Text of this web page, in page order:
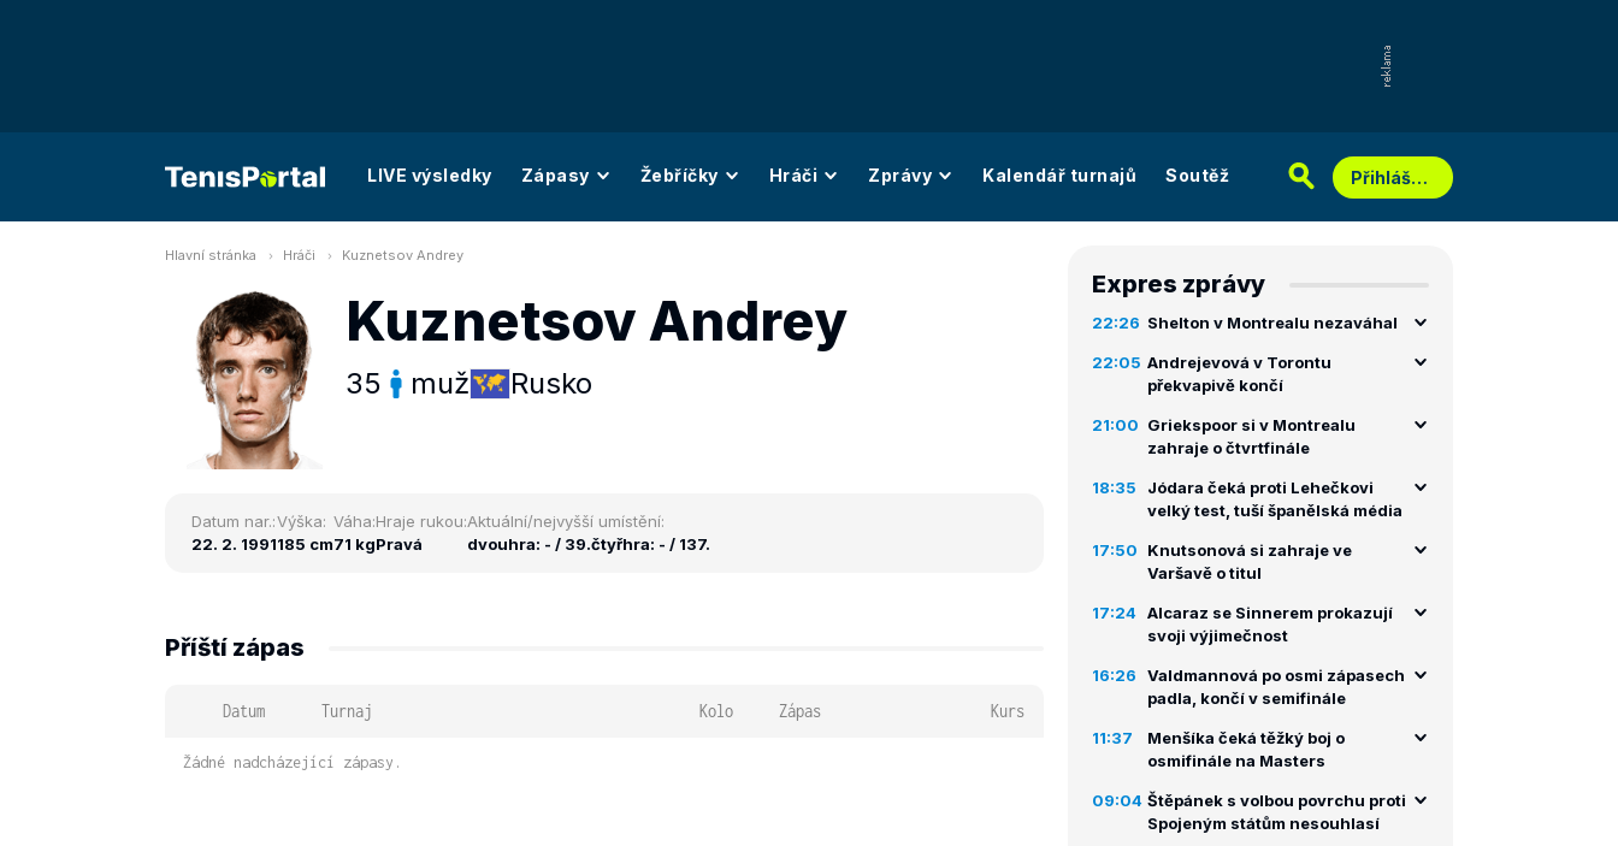
LIVE výsledky Zápasy Žebříčky Hráči Zprávy Kalendář turnajů Soutěž Přihlášení
Hlavní stránka Hráči Kuznetsov Andrey
Kuznetsov Andrey
35 muž Rusko
Datum nar.:
22. 2. 1991
Výška:
185 cm
Váha:
71 kg
Hraje rukou:
Pravá
Aktuální/nejvyšší umístění:
dvouhra: - / 39.čtyřhra: - / 137.
Příští zápas
Datum Turnaj Kolo Zápas Kurs
Žádné nadcházející zápasy.
Expres zprávy
22:26 Shelton v Montrealu nezaváhal
22:05 Andrejevová v Torontu
překvapivě končí
21:00 Griekspoor si v Montrealu
zahraje o čtvrtfinále
18:35
Jódara čeká proti Lehečkovi
velký test, tuší španělská média
17:50
Knutsonová si zahraje ve
Varšavě o titul
17:24 Alcaraz se Sinnerem prokazují
svoji výjimečnost
16:26
Valdmannová po osmi zápasech
padla, končí v semifinále
11:37
Menšíka čeká těžký boj o
osmifinále na Masters
09:04 Štěpánek s volbou povrchu proti
Spojeným státům nesouhlasí